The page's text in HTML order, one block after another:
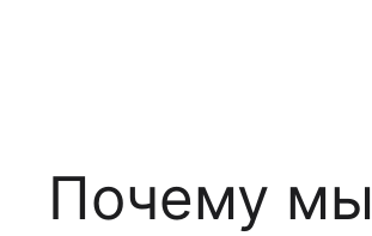
Почему мы